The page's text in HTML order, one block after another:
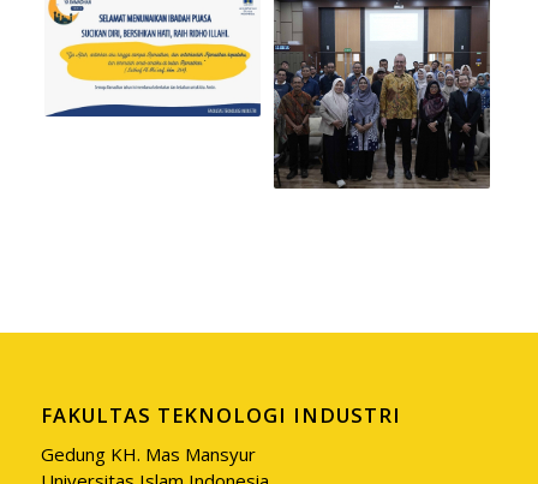
FAKULTAS TEKNOLOGI INDUSTRI
Gedung KH. Mas Mansyur